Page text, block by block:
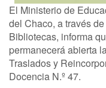
El Ministerio de
del Chaco, a través
Bibliotecas, informa
permanecerá abierta
Traslados y
Docencia N.º 47.